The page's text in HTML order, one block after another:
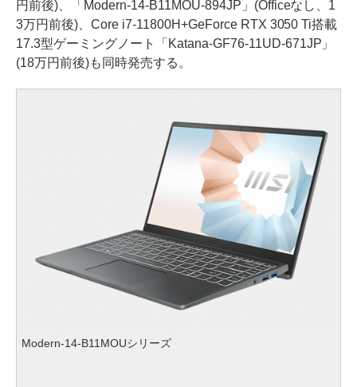
円前後)、「Modern-14-B11MOU-894JP」(Officeなし、1
3万円前後)、Core i7-11800H+GeForce RTX 3050 Ti搭載
17.3型ゲーミングノート「Katana-GF76-11UD-671JP」
(18万円前後)も同時発売する。
Modern-14-B11MOUシリーズ